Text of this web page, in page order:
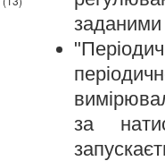
заданими
за